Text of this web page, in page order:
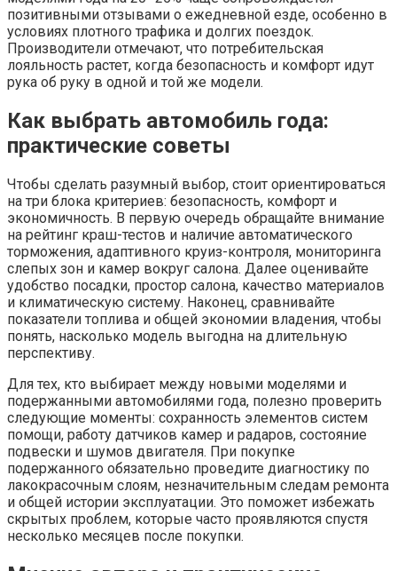
позитивными отзывами о ежедневной езде, особенно в
условиях плотного трафика и долгих поездок.
Производители отмечают, что потребительская
лояльность растет, когда безопасность и комфорт идут
рука об руку в одной и той же модели.
Как выбрать автомобиль года:
практические советы
Чтобы сделать разумный выбор, стоит ориентироваться
на три блока критериев: безопасность, комфорт и
экономичность. В первую очередь обращайте внимание
на рейтинг краш-тестов и наличие автоматического
торможения, адаптивного круиз-контроля, мониторинга
слепых зон и камер вокруг салона. Далее оценивайте
удобство посадки, простор салона, качество материалов
и климатическую систему. Наконец, сравнивайте
показатели топлива и общей экономии владения, чтобы
понять, насколько модель выгодна на длительную
перспективу.
Для тех, кто выбирает между новыми моделями и
подержанными автомобилями года, полезно проверить
следующие моменты: сохранность элементов систем
помощи, работу датчиков камер и радаров, состояние
подвески и шумов двигателя. При покупке
подержанного обязательно проведите диагностику по
лакокрасочным слоям, незначительным следам ремонта
и общей истории эксплуатации. Это поможет избежать
скрытых проблем, которые часто проявляются спустя
несколько месяцев после покупки.